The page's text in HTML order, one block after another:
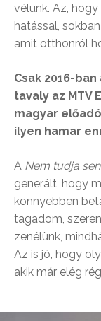
vélünk. Az,
hatással,
amit otthonról
Csak 2016-
tavaly az MTV
magyar
ilyen hamar
A Nem tudja
generált, hogy
könnyebben
tagadom,
zenélünk,
Az is jó, hogy
akik már elég